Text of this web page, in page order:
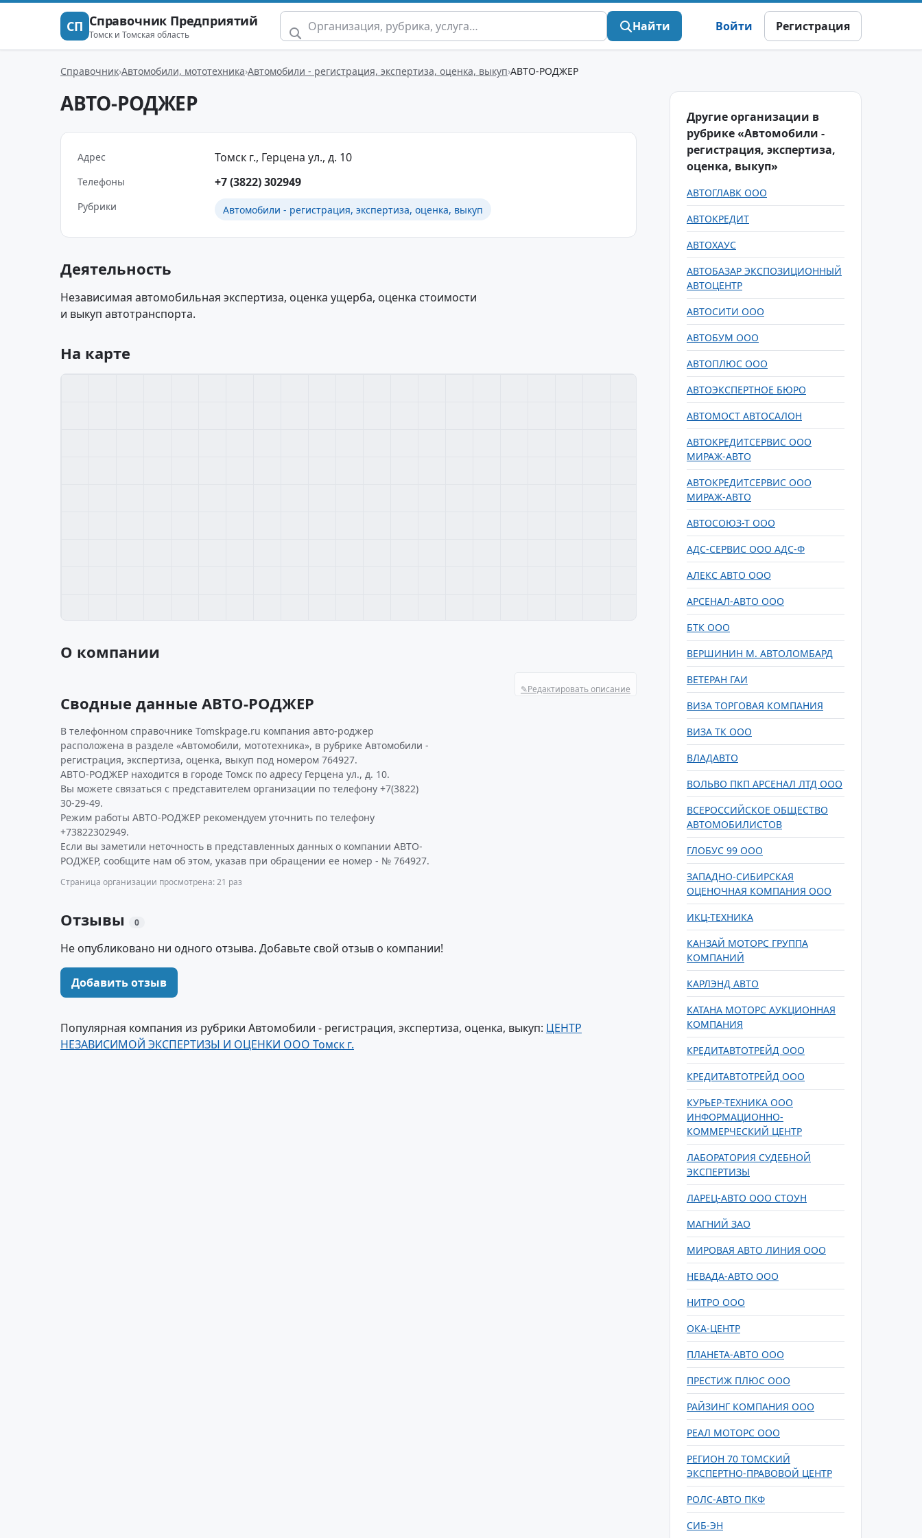
СП Справочник Предприятий
Томск и Томская область
Найти Войти Регистрация
Справочник Автомобили, мототехника Автомобили - регистрация, экспертиза, оценка, выкуп АВТО-РОДЖЕР
АВТО-РОДЖЕР
Адрес Томск г., Герцена ул., д. 10
Телефоны +7 (3822) 302949
Рубрики Автомобили - регистрация, экспертиза, оценка, выкуп
Деятельность
Независимая автомобильная экспертиза, оценка ущерба, оценка стоимости
и выкуп автотранспорта.
На карте
О компании
✎Редактировать описание
Сводные данные АВТО-РОДЖЕР
В телефонном справочнике Tomskpage.ru компания авто-роджер
расположена в разделе «Автомобили, мототехника», в рубрике Автомобили -
регистрация, экспертиза, оценка, выкуп под номером 764927.
АВТО-РОДЖЕР находится в городе Томск по адресу Герцена ул., д. 10.
Вы можете связаться с представителем организации по телефону +7(3822)
30-29-49.
Режим работы АВТО-РОДЖЕР рекомендуем уточнить по телефону
+73822302949.
Если вы заметили неточность в представленных данных о компании АВТО-
РОДЖЕР, сообщите нам об этом, указав при обращении ее номер - № 764927.
Страница организации просмотрена: 21 раз
Отзывы 0
Не опубликовано ни одного отзыва. Добавьте свой отзыв о компании!
Добавить отзыв
Популярная компания из рубрики Автомобили - регистрация, экспертиза, оценка, выкуп: ЦЕНТР
НЕЗАВИСИМОЙ ЭКСПЕРТИЗЫ И ОЦЕНКИ ООО Томск г.
Другие организации в
рубрике «Автомобили -
регистрация, экспертиза,
оценка, выкуп»
АВТОГЛАВК ООО
АВТОКРЕДИТ
АВТОХАУС
АВТОБАЗАР ЭКСПОЗИЦИОННЫЙ
АВТОЦЕНТР
АВТОСИТИ ООО
АВТОБУМ ООО
АВТОПЛЮС ООО
АВТОЭКСПЕРТНОЕ БЮРО
АВТОМОСТ АВТОСАЛОН
АВТОКРЕДИТСЕРВИС ООО
МИРАЖ-АВТО
АВТОКРЕДИТСЕРВИС ООО
МИРАЖ-АВТО
АВТОСОЮЗ-Т ООО
АДС-СЕРВИС ООО АДС-Ф
АЛЕКС АВТО ООО
АРСЕНАЛ-АВТО ООО
БТК ООО
ВЕРШИНИН М. АВТОЛОМБАРД
ВЕТЕРАН ГАИ
ВИЗА ТОРГОВАЯ КОМПАНИЯ
ВИЗА ТК ООО
ВЛАДАВТО
ВОЛЬВО ПКП АРСЕНАЛ ЛТД ООО
ВСЕРОССИЙСКОЕ ОБЩЕСТВО
АВТОМОБИЛИСТОВ
ГЛОБУС 99 ООО
ЗАПАДНО-СИБИРСКАЯ
ОЦЕНОЧНАЯ КОМПАНИЯ ООО
ИКЦ-ТЕХНИКА
КАНЗАЙ МОТОРС ГРУППА
КОМПАНИЙ
КАРЛЭНД АВТО
КАТАНА МОТОРС АУКЦИОННАЯ
КОМПАНИЯ
КРЕДИТАВТОТРЕЙД ООО
КРЕДИТАВТОТРЕЙД ООО
КУРЬЕР-ТЕХНИКА ООО
ИНФОРМАЦИОННО-
КОММЕРЧЕСКИЙ ЦЕНТР
ЛАБОРАТОРИЯ СУДЕБНОЙ
ЭКСПЕРТИЗЫ
ЛАРЕЦ-АВТО ООО СТОУН
МАГНИЙ ЗАО
МИРОВАЯ АВТО ЛИНИЯ ООО
НЕВАДА-АВТО ООО
НИТРО ООО
ОКА-ЦЕНТР
ПЛАНЕТА-АВТО ООО
ПРЕСТИЖ ПЛЮС ООО
РАЙЗИНГ КОМПАНИЯ ООО
РЕАЛ МОТОРС ООО
РЕГИОН 70 ТОМСКИЙ
ЭКСПЕРТНО-ПРАВОВОЙ ЦЕНТР
РОЛС-АВТО ПКФ
СИБ-ЭН